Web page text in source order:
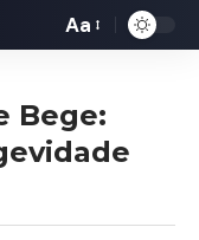
fontes
Aa
Bege: